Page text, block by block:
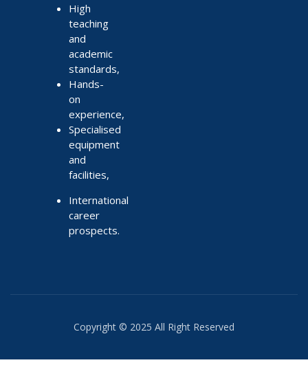
High
teaching
and
academic
standards,
Hands-
on
experience,
Specialised
equipment
and
facilities,
International
career
prospects.
Copyright © 2025 All Right Reserved